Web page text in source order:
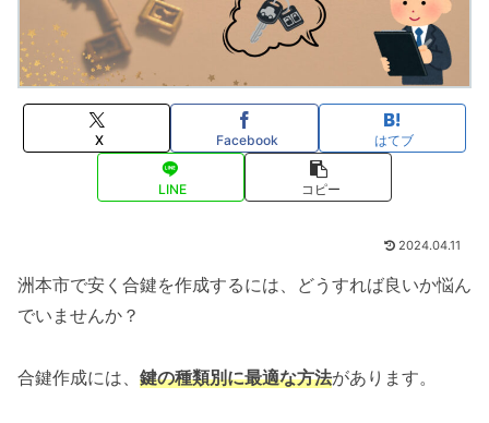
X Facebook はてブ
LINE コピー
2024.04.11
洲本市で安く合鍵を作成するには、どうすれば良いか悩ん
でいませんか？
合鍵作成には、 鍵の種類別に最適な方法があります。